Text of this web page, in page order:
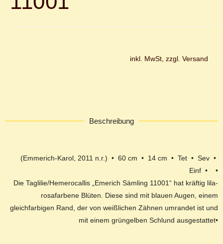
inkl. MwSt, zzgl. Versand
Beschreibung
(Emmerich-Karol, 2011 n.r.) • 60 cm • 14 cm • Tet • Sev •
Einf • •
Die Taglilie/Hemerocallis „Emerich Sämling 11001“ hat kräftig lila-
rosafarbene Blüten. Diese sind mit blauen Augen, einem
gleichfarbigen Rand, der von weißlichen Zähnen umrandet ist und
mit einem grüngelben Schlund ausgestattet•